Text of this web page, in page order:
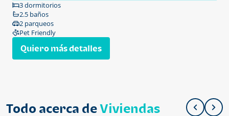
3 dormitorios
2.5 baños
2 parqueos
Pet Friendly
Quiero más detalles
Todo acerca deViviendas